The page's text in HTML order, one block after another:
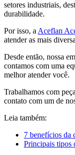
setores industriais,
durabilidade.
Por isso, a Aceflan
atender as mais
Desde então, nossa
contamos com uma
melhor atender você.
Trabalhamos com
contato com um de
Leia também:
7 benefícios da
Principais tipos